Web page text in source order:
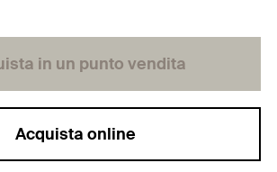
in un punto vendita
Acquista online